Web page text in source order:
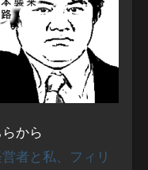
から
者と私、フィリ